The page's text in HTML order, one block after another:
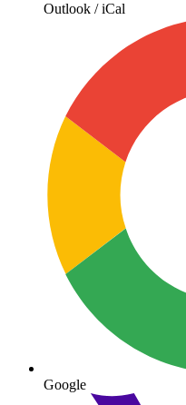
Outlook / iCal
Google